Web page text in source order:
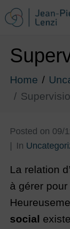
Home
Posted on 09/
In
La relation
à gérer
social